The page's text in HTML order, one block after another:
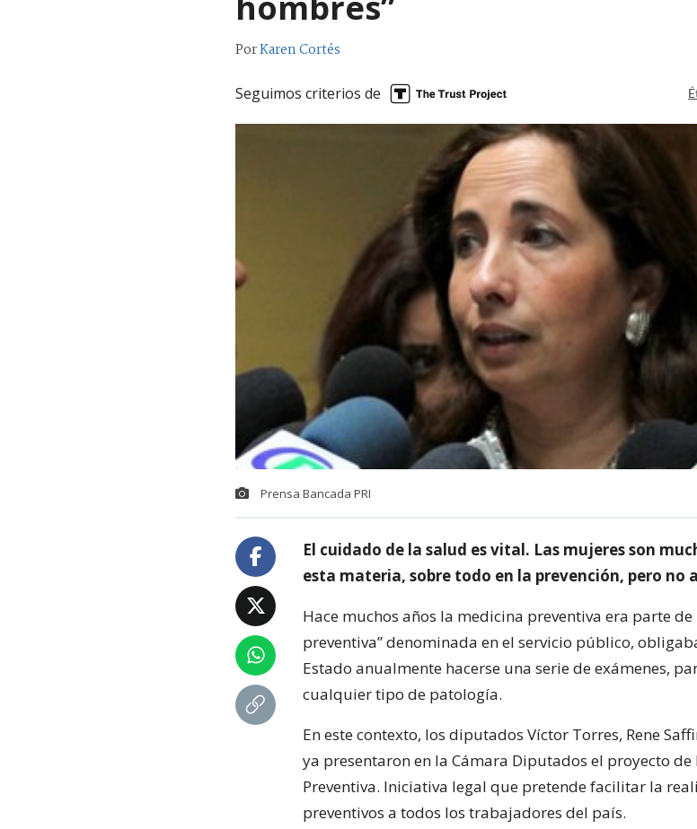
PorKaren Cortés
Seguimos criterios de
Prensa Bancada PRI
El cuidado de la salud es vital. Las mujeres son
esta materia, sobre todo en la prevención, pero no
Hace muchos años la medicina preventiva era parte
preventiva” denominada en el servicio público,
Estado anualmente hacerse una serie de exámenes,
cualquier tipo de patología.
En este contexto, los diputados Víctor Torres, Rene
ya presentaron en la Cámara Diputados el proyecto de
Preventiva. Iniciativa legal que pretende facilitar la
preventivos a todos los trabajadores del país.